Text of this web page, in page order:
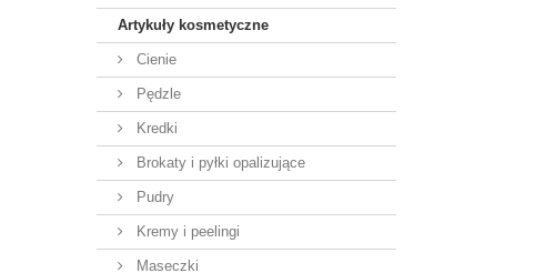
Artykuły kosmetyczne
Cienie
Pędzle
Kredki
Brokaty i pyłki opalizujące
Pudry
Kremy i peelingi
Maseczki